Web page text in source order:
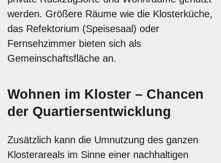
werden. Größere Räume wie die Klosterküche,
das Refektorium (Speisesaal) oder
Fernsehzimmer bieten sich als
Gemeinschaftsfläche an.
Wohnen im Kloster – Chancen
der Quartiersentwicklung
Zusätzlich kann die Umnutzung des ganzen
Klosterareals im Sinne einer nachhaltigen